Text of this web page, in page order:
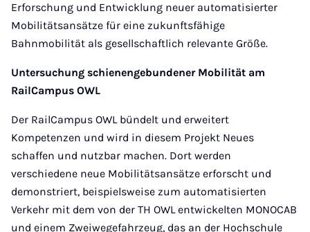
Erforschung und Entwicklung neuer automatisierter
Mobilitätsansätze für eine zukunftsfähige
Bahnmobilität als gesellschaftlich relevante Größe.
Untersuchung schienengebundener Mobilität am
RailCampus OWL
Der RailCampus OWL bündelt und erweitert
Kompetenzen und wird in diesem Projekt Neues
schaffen und nutzbar machen. Dort werden
verschiedene neue Mobilitätsansätze erforscht und
demonstriert, beispielsweise zum automatisierten
Verkehr mit dem von der TH OWL entwickelten MONOCAB
und einem Zweiwegefahrzeug, das an der Hochschule